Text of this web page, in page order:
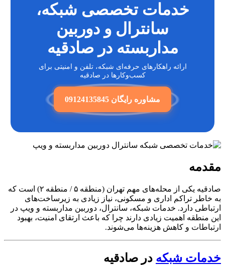
خدمات تخصصی شبکه،
سانترال و دوربین
مداربسته در صادقیه
ارائه راهکارهای حرفه‌ای شبکه، تلفن و امنیتی برای
کسب‌وکارها در صادقیه
مشاوره رایگان 09124135845
مقدمه
صادقیه یکی از محله‌های مهم تهران (منطقه ۵ / منطقه ۲) است که
به خاطر تراکم اداری و مسکونی، نیاز زیادی به زیرساخت‌های
ارتباطی دارد. خدمات شبکه، سانترال، دوربین مداربسته و ویپ در
این منطقه اهمیت زیادی دارند چرا که باعث ارتقای امنیت، بهبود
ارتباطات و کاهش هزینه‌ها می‌شوند.
خدمات شبکه در صادقیه